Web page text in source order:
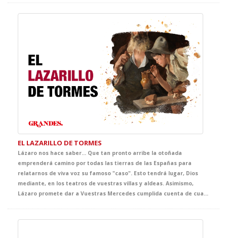
EL LAZARILLO DE TORMES
Lázaro nos hace saber… Que tan pronto arribe la otoñada
emprenderá camino por todas las tierras de las Españas para
relatarnos de viva voz su famoso "caso". Esto tendrá lugar, Dios
mediante, en los teatros de vuestras villas y aldeas. Asimismo,
Lázaro promete dar a Vuestras Mercedes cumplida cuenta de cuantas fortunas y adversidades le acontecieron, bien es verdad que pocas y breves fueron las primeras y cuantiosas y muy penosas las segundas. Lázaro confía que del conocimiento de tan triste y divertida historia sepan extraer Vuestras Mercedes y, muy principalmente, vuestros discípulos, tanto el buen juicio que les ayude a evitar los malos senderos y los malos compañeros, como la cristiana compasión y la inmerecida generosidad que precisa su muy hambrienta persona. Quedando agradecido de ser considerado dentro del ciclo GRANDES, con tan notables figuras.